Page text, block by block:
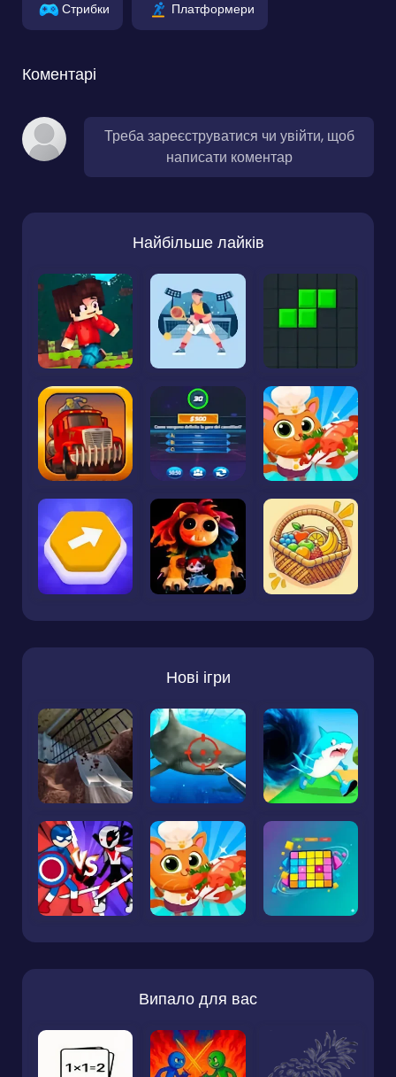
Стрибки Платформери
Коментарі
Треба зареєструватися чи увійти, щоб
написати коментар
Найбільше лайків
Нові ігри
Випало для вас